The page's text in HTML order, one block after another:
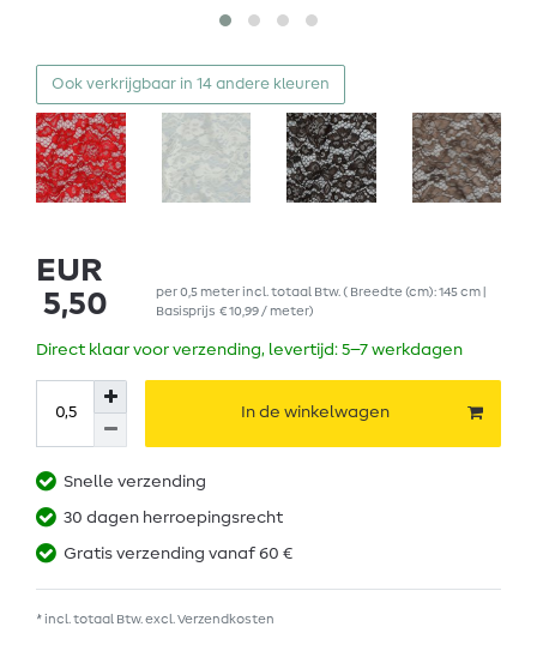
Ook verkrijgbaar in 14 andere kleuren
EUR
5,50
per0,5 meterincl. totaal Btw. ( Breedte (cm): 145 cm |
Basisprijs € 10,99 / meter)
Direct klaar voor verzending, levertijd: 5–7 werkdagen
In de winkelwagen
Snelle verzending
30 dagen herroepingsrecht
Gratis verzending vanaf 60 €
* incl. totaal Btw. excl. Verzendkosten